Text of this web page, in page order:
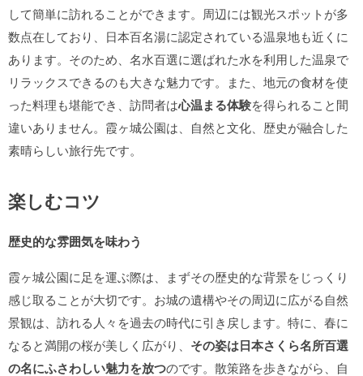
して簡単に訪れることができます。周辺には観光スポットが多
数点在しており、日本百名湯に認定されている温泉地も近くに
あります。そのため、名水百選に選ばれた水を利用した温泉で
リラックスできるのも大きな魅力です。また、地元の食材を使
った料理も堪能でき、訪問者は心温まる体験を得られること間
違いありません。霞ヶ城公園は、自然と文化、歴史が融合した
素晴らしい旅行先です。
楽しむコツ
歴史的な雰囲気を味わう
霞ヶ城公園に足を運ぶ際は、まずその歴史的な背景をじっくり
感じ取ることが大切です。お城の遺構やその周辺に広がる自然
景観は、訪れる人々を過去の時代に引き戻します。特に、春に
なると満開の桜が美しく広がり、 その姿は日本さくら名所百選
の名にふさわしい魅力を放つのです。散策路を歩きながら、自